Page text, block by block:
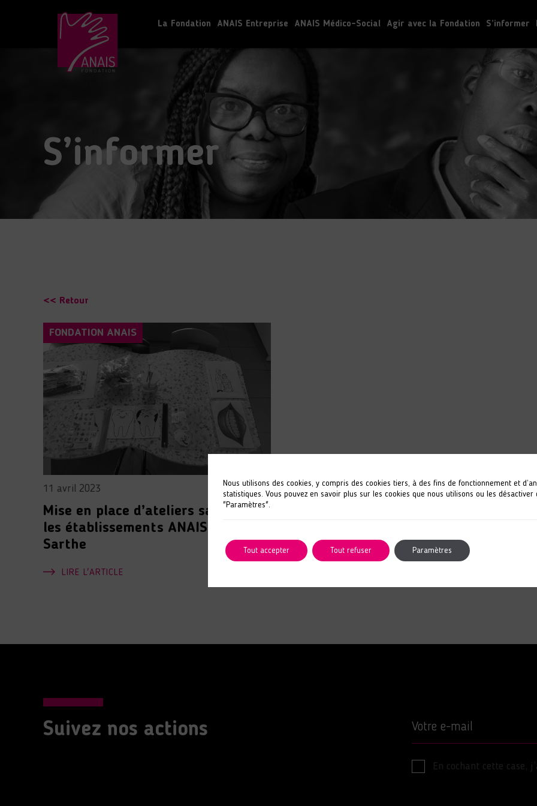
La Fondation ANAIS Entreprise ANAIS Médico-Social Agir avec la Fondation S’informer
S’informer
<< Retour
FONDATION ANAIS
11 avril 2023
Mise en place d’ateliers santé dans
les établissements ANAIS de la
Sarthe
LIRE L'ARTICLE
Suivez nos actions Votre e-mail
En cochant cette case,
Nous utilisons des cookies, y compris des cookies tiers, à des fins de fonctionnement et
statistiques. Vous pouvez en savoir plus sur les cookies que nous utilisons ou les désactiver
"Paramètres".
Tout accepter Tout refuser Paramètres